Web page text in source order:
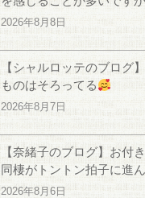
2026年8月8日
【シャルロッテのブログ
ものはそろってる
2026年8月7日
【奈緒子のブログ】お付
同棲がトントン拍子に進
2026年8月6日